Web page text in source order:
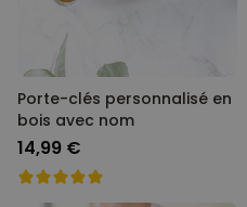
Porte-clés personnalisé en
bois avec nom
14,99 €